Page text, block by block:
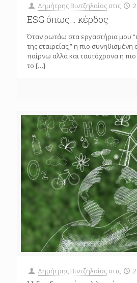
Δημήτρης Βιντζηλαίος στις
ESG όπως… κέρδος
Όταν ρωτάω στα εργαστήρια μου
της εταιρείας;” η πιο
παίρνω αλλά και ταυτόχρονα η πιο
το […]
Δημήτρης Βιντζηλαίος στις